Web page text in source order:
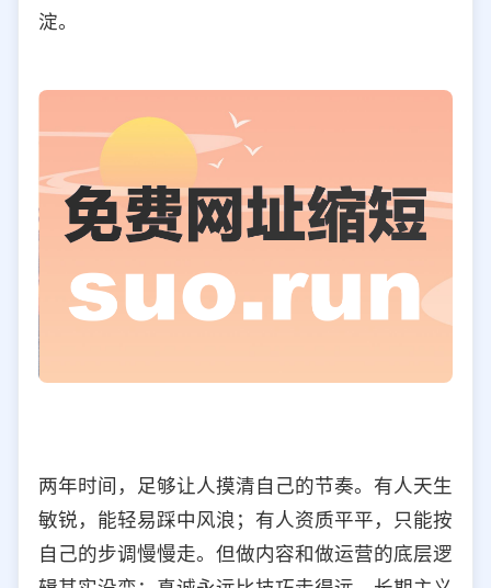
淀。
两年时间，足够让人摸清自己的节奏。有人天生
敏锐，能轻易踩中风浪；有人资质平平，只能按
自己的步调慢慢走。但做内容和做运营的底层逻